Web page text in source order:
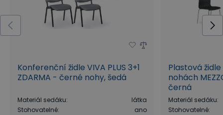
Konferenční židle VIVA PLUS 3+1
ZDARMA - černé nohy, šedá
Materiál sedáku:
látka
Stohovatelné:
ano
Plastová
nohách
černá
Materiál sedáku:
Stohovatelné: